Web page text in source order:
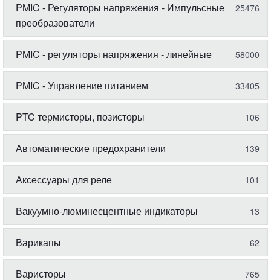
PMIC - Регуляторы напряжения - Импульсные
преобразователи
25476
PMIC - регуляторы напряжения - линейные 58000
PMIC - Управление питанием 33405
PTC термисторы, позисторы 106
Автоматические предохранители 139
Аксессуары для реле 101
Вакуумно-люминесцентные индикаторы 13
Варикапы 62
Варисторы 765